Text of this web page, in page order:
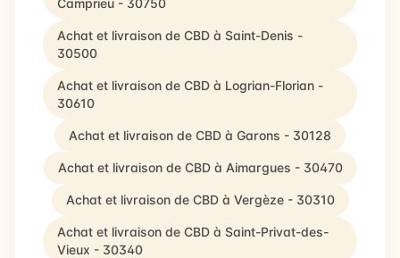
Camprieu - 30750
Achat et livraison de CBD à Saint-Denis -
30500
Achat et livraison de CBD à Logrian-Florian -
30610
Achat et livraison de CBD à Garons - 30128
Achat et livraison de CBD à Aimargues - 30470
Achat et livraison de CBD à Vergèze - 30310
Achat et livraison de CBD à Saint-Privat-des-
Vieux - 30340